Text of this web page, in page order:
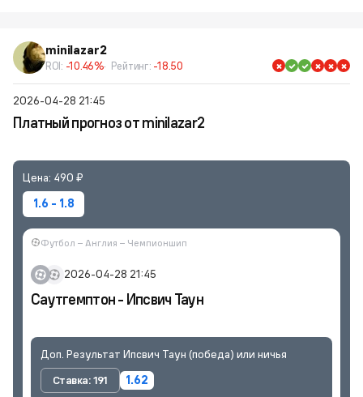
minilazar2
ROI: -10.46% Рейтинг: -18.50
2026-04-28 21:45
Платный прогноз от minilazar2
Цена: 490 ₽
1.6 - 1.8
Футбол – Англия – Чемпионшип
2026-04-28 21:45
Саутгемптон - Ипсвич Таун
Доп. Результат Ипсвич Таун (победа) или ничья
Ставка: 191
1.62